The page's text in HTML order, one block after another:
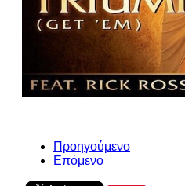
Προηγούμενο
Επόμενο